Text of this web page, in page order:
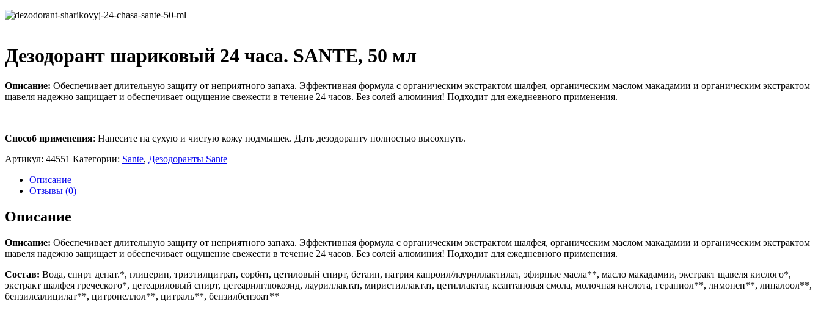
Дезодорант шариковый 24 часа. SANTE, 50 мл
Описание: Обеспечивает длительную защиту от неприятного запаха. Эффективная формула с органическим экстрактом шалфея, органическим маслом макадамии и органическим экстрактом
щавеля надежно защищает и обеспечивает ощущение свежести в течение 24 часов. Без солей алюминия! Подходит для ежедневного применения.
Способ применения: Нанесите на сухую и чистую кожу подмышек. Дать дезодоранту полностью высохнуть.
Артикул: 44551 Категории: Sante, Дезодоранты Sante
Описание
Отзывы (0)
Описание
Описание: Обеспечивает длительную защиту от неприятного запаха. Эффективная формула с органическим экстрактом шалфея, органическим маслом макадамии и органическим экстрактом
щавеля надежно защищает и обеспечивает ощущение свежести в течение 24 часов. Без солей алюминия! Подходит для ежедневного применения.
Состав: Вода, спирт денат.*, глицерин, триэтилцитрат, сорбит, цетиловый спирт, бетаин, натрия капроил/лауриллактилат, эфирные масла**, масло макадамии, экстракт щавеля кислого*,
экстракт шалфея греческого*, цетеариловый спирт, цетеарилглюкозид, лауриллактат, миристиллактат, цетиллактат, ксантановая смола, молочная кислота, гераниол**, лимонен**, линалоол**,
бензилсалицилат**, цитронеллол**, цитраль**, бензилбензоат**